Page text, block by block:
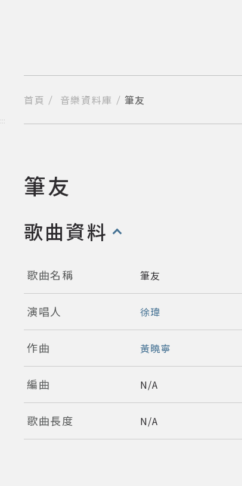
首頁 音樂資料庫 筆友
分享到我的Facebook
分享到我的Twitter
分享到Line
:::
歌曲:
筆友
歌曲資料
(點擊開啟/收合以下內容)
歌曲名稱 筆友
演唱人 徐瑋
作曲 黃曉寧
編曲 N/A
歌曲長度 N/A